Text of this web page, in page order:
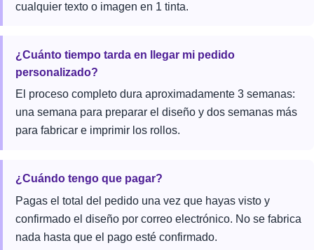
cualquier texto o imagen en 1 tinta.
¿Cuánto tiempo tarda en llegar mi pedido
personalizado?
El proceso completo dura aproximadamente 3 semanas:
una semana para preparar el diseño y dos semanas más
para fabricar e imprimir los rollos.
¿Cuándo tengo que pagar?
Pagas el total del pedido una vez que hayas visto y
confirmado el diseño por correo electrónico. No se fabrica
nada hasta que el pago esté confirmado.